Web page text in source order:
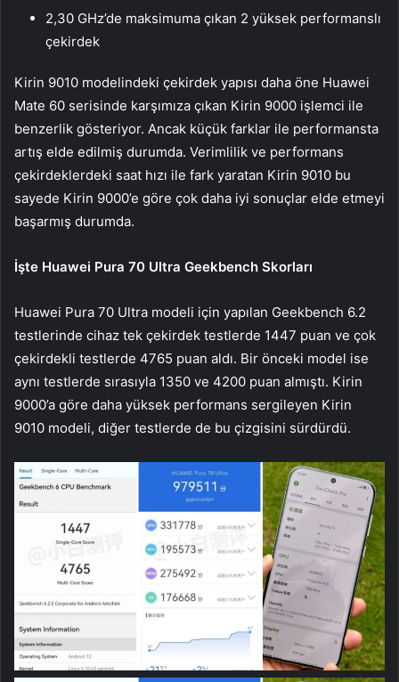
2,30 GHz’de maksimuma çıkan 2 yüksek performanslı
çekirdek
Kirin 9010 modelindeki çekirdek yapısı daha öne Huawei
Mate 60 serisinde karşımıza çıkan Kirin 9000 işlemci ile
benzerlik gösteriyor. Ancak küçük farklar ile performansta
artış elde edilmiş durumda. Verimlilik ve performans
çekirdeklerdeki saat hızı ile fark yaratan Kirin 9010 bu
sayede Kirin 9000’e göre çok daha iyi sonuçlar elde etmeyi
başarmış durumda.
İşte Huawei Pura 70 Ultra Geekbench Skorları
Huawei Pura 70 Ultra modeli için yapılan Geekbench 6.2
testlerinde cihaz tek çekirdek testlerde 1447 puan ve çok
çekirdekli testlerde 4765 puan aldı. Bir önceki model ise
aynı testlerde sırasıyla 1350 ve 4200 puan almıştı. Kirin
9000’a göre daha yüksek performans sergileyen Kirin
9010 modeli, diğer testlerde de bu çizgisini sürdürdü.